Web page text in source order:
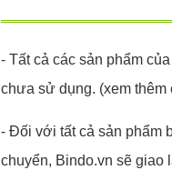
- Tất cả các sản phẩm
chưa sử dụng. (xem thêm
- Đối với tất cả sản phẩm
chuyển, Bindo.vn sẽ giao